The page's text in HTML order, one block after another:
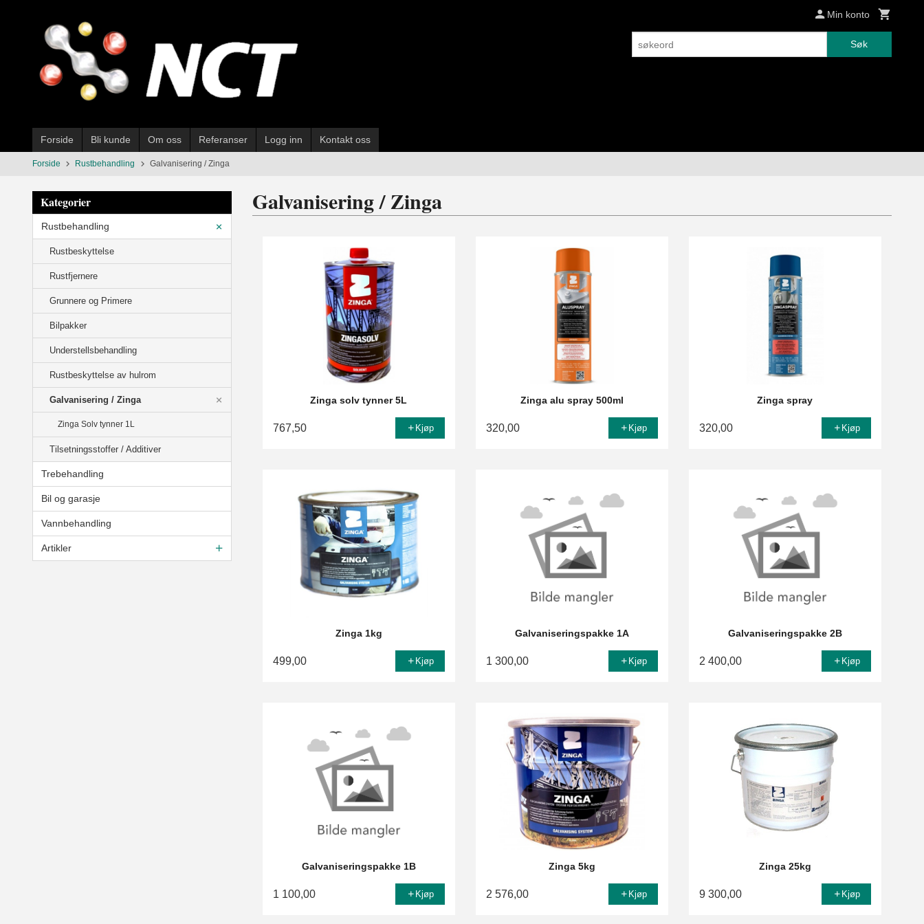
innholdet
Min konto
Søk
Forside Bli kunde Om oss Referanser Logg inn Kontakt oss
Forside Rustbehandling Galvanisering / Zinga
Kategorier
Rustbehandling
Rustbeskyttelse
Rustfjernere
Grunnere og Primere
Bilpakker
Understellsbehandling
Rustbeskyttelse av hulrom
Galvanisering / Zinga
Zinga Solv tynner 1L
Tilsetningsstoffer / Additiver
Trebehandling
Bil og garasje
Vannbehandling
Artikler
Galvanisering / Zinga
Zinga solv tynner 5L
767,50 Kjøp
Zinga alu spray 500ml
320,00 Kjøp
Zinga spray
320,00 Kjøp
Zinga 1kg
499,00 Kjøp
Galvaniseringspakke 1A
1 300,00 Kjøp
Galvaniseringspakke 2B
2 400,00 Kjøp
Galvaniseringspakke 1B
1 100,00 Kjøp
Zinga 5kg
2 576,00 Kjøp
Zinga 25kg
9 300,00 Kjøp